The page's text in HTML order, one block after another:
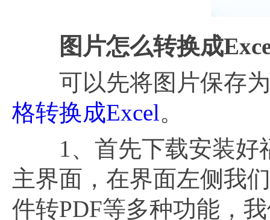
图片怎么转换成
可以先将图片保存为
格转换成Excel。
1、首先下载安装好福
主界面，在界面左侧我
件转PDF等多种功能，